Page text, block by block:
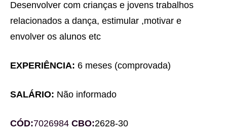
Desenvolver com crianças e jovens trabalhos
relacionados a dança, estimular ,motivar e
envolver os alunos etc
EXPERIÊNCIA: 6 meses (comprovada)
SALÁRIO: Não informado
CÓD:7026984 CBO:2628-30